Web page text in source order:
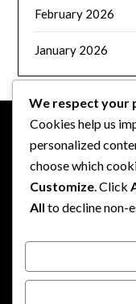
February 2026
January 2026
JOGI
Rólunk
Szolgáltatási
Vegye fel velünk a
We respect your
Cookies help us
personalized
choose which
Customize . Click
All to decline non-